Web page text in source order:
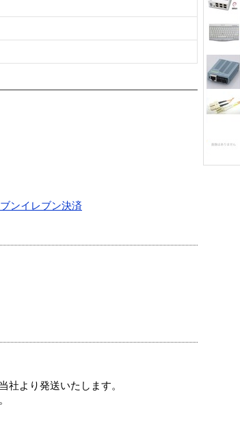
ンイレブン決済
社より発送いたします。